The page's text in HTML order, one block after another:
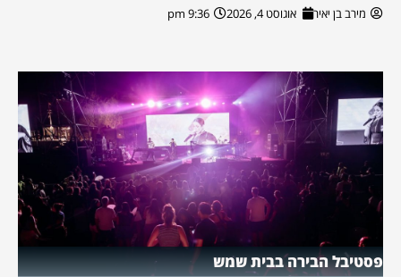
מירב בן יאיר אוגוסט 4, 2026 9:36 pm
פסטיבל הבירה בבית שמש